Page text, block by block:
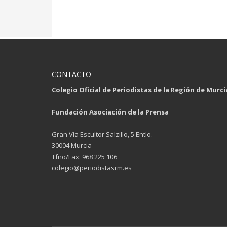
CONTACTO
Colegio Oficial de Periodistas de la Región de
Fundación Asociación de la Prensa
Gran Vía Escultor Salzillo, 5 Entlo.
30004 Murcia
Tfno/Fax: 968 225 106
colegio@periodistasrm.es